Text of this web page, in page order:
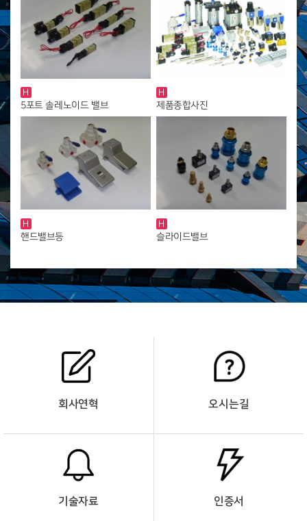
H
5포트 솔레노이드 밸브
H
제품종합사진
H
핸드밸브등
H
슬라이드밸브
회사연혁 오시는길
기술자료 인증서